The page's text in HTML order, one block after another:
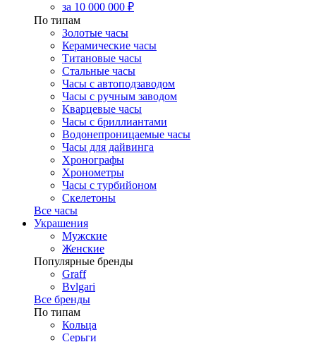
за 10 000 000 ₽
По типам
Золотые часы
Керамические часы
Титановые часы
Стальные часы
Часы с автоподзаводом
Часы с ручным заводом
Кварцевые часы
Часы с бриллиантами
Водонепроницаемые часы
Часы для дайвинга
Хронографы
Хронометры
Часы с турбийоном
Скелетоны
Все часы
Украшения
Мужские
Женские
Популярные бренды
Graff
Bvlgari
Все бренды
По типам
Кольца
Серьги